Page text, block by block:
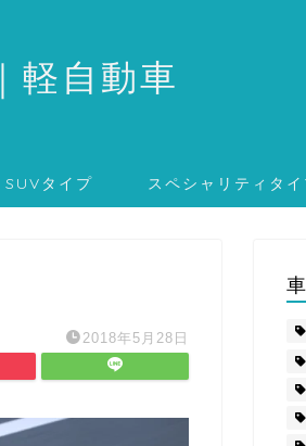
｜軽自動車
SUVタイプ スペシャリティタ
2018年5月28日